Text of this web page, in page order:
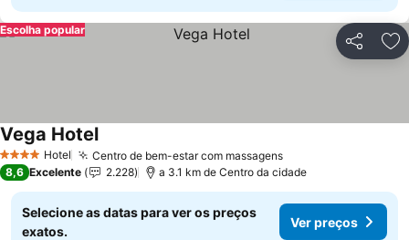
Partilhar
Escolha popular
4 EstrelasHotel Centro de bem-estar com massagensVer preços
Vega HotelVer preços
8,6 Excelente 2.228 a 3.1 km de Centro da cidade
Selecione as datas para ver os preços
exatos.
Ver preços